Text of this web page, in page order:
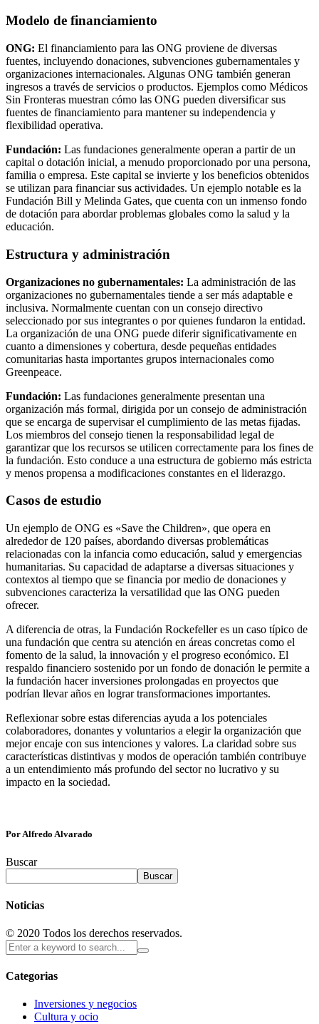
Modelo de financiamiento
ONG: El financiamiento para las ONG proviene de diversas
fuentes, incluyendo donaciones, subvenciones gubernamentales y
organizaciones internacionales. Algunas ONG también generan
ingresos a través de servicios o productos. Ejemplos como Médicos
Sin Fronteras muestran cómo las ONG pueden diversificar sus
fuentes de financiamiento para mantener su independencia y
flexibilidad operativa.
Fundación: Las fundaciones generalmente operan a partir de un
capital o dotación inicial, a menudo proporcionado por una persona,
familia o empresa. Este capital se invierte y los beneficios obtenidos
se utilizan para financiar sus actividades. Un ejemplo notable es la
Fundación Bill y Melinda Gates, que cuenta con un inmenso fondo
de dotación para abordar problemas globales como la salud y la
educación.
Estructura y administración
Organizaciones no gubernamentales: La administración de las
organizaciones no gubernamentales tiende a ser más adaptable e
inclusiva. Normalmente cuentan con un consejo directivo
seleccionado por sus integrantes o por quienes fundaron la entidad.
La organización de una ONG puede diferir significativamente en
cuanto a dimensiones y cobertura, desde pequeñas entidades
comunitarias hasta importantes grupos internacionales como
Greenpeace.
Fundación: Las fundaciones generalmente presentan una
organización más formal, dirigida por un consejo de administración
que se encarga de supervisar el cumplimiento de las metas fijadas.
Los miembros del consejo tienen la responsabilidad legal de
garantizar que los recursos se utilicen correctamente para los fines de
la fundación. Esto conduce a una estructura de gobierno más estricta
y menos propensa a modificaciones constantes en el liderazgo.
Casos de estudio
Un ejemplo de ONG es «Save the Children», que opera en
alrededor de 120 países, abordando diversas problemáticas
relacionadas con la infancia como educación, salud y emergencias
humanitarias. Su capacidad de adaptarse a diversas situaciones y
contextos al tiempo que se financia por medio de donaciones y
subvenciones caracteriza la versatilidad que las ONG pueden
ofrecer.
A diferencia de otras, la Fundación Rockefeller es un caso típico de
una fundación que centra su atención en áreas concretas como el
fomento de la salud, la innovación y el progreso económico. El
respaldo financiero sostenido por un fondo de donación le permite a
la fundación hacer inversiones prolongadas en proyectos que
podrían llevar años en lograr transformaciones importantes.
Reflexionar sobre estas diferencias ayuda a los potenciales
colaboradores, donantes y voluntarios a elegir la organización que
mejor encaje con sus intenciones y valores. La claridad sobre sus
características distintivas y modos de operación también contribuye
a un entendimiento más profundo del sector no lucrativo y su
impacto en la sociedad.
Por Alfredo Alvarado
Buscar
Buscar
Noticias
© 2020 Todos los derechos reservados.
Categorias
Inversiones y negocios
Cultura y ocio